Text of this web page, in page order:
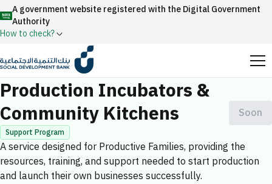
A government website registered with the Digital Government
Authority
How to check?
Official Saudi government website URLs end with
.gov.sa
All official website links of government entities in the
Kingdom of Saudi Arabia end with .gov.sa
Government websites use theHTTPSprotocol
for encryption and security.
Search
Enable AI-powered search via Nora
Home Productive Families
Production Incubators &
Community Kitchens
Soon
Support Program
A service designed for Productive Families, providing the
resources, training, and support needed to start production
and launch their own businesses successfully.